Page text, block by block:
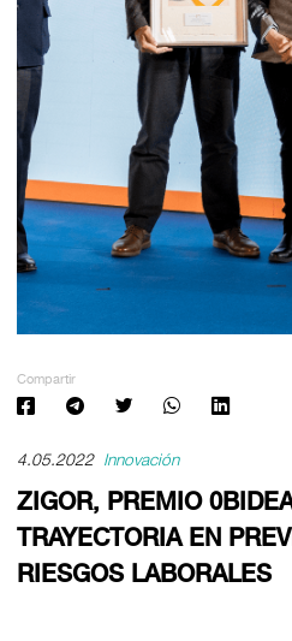
Compartir
4.05.2022 Innovación
ZIGOR, PREMIO
TRAYECTORIA EN
RIESGOS LABORALES